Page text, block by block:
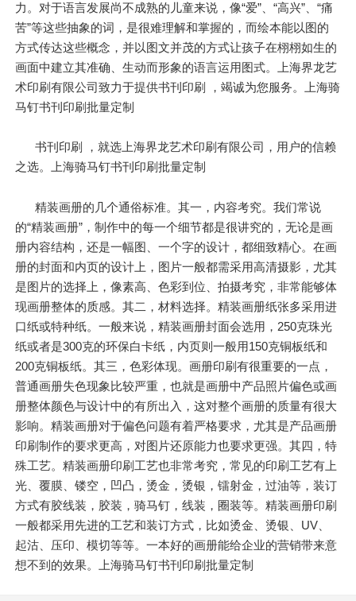
力。对于语言发展尚不成熟的儿童来说，像“爱”、“高兴”、“痛
苦”等这些抽象的词，是很难理解和掌握的，而绘本能以图的
方式传达这些概念，并以图文并茂的方式让孩子在栩栩如生的
画面中建立其准确、生动而形象的语言运用图式。上海界龙艺
术印刷有限公司致力于提供书刊印刷 ，竭诚为您服务。上海骑
马钉书刊印刷批量定制
书刊印刷 ，就选上海界龙艺术印刷有限公司，用户的信赖
之选。上海骑马钉书刊印刷批量定制
精装画册的几个通俗标准。其一，内容考究。我们常说
的“精装画册”，制作中的每一个细节都是很讲究的，无论是画
册内容结构，还是一幅图、一个字的设计，都细致精心。在画
册的封面和内页的设计上，图片一般都需采用高清摄影，尤其
是图片的选择上，像素高、色彩到位、拍摄考究，非常能够体
现画册整体的质感。其二，材料选择。精装画册纸张多采用进
口纸或特种纸。一般来说，精装画册封面会选用，250克珠光
纸或者是300克的环保白卡纸，内页则一般用150克铜板纸和
200克铜板纸。其三，色彩体现。画册印刷有很重要的一点，
普通画册失色现象比较严重，也就是画册中产品照片偏色或画
册整体颜色与设计中的有所出入，这对整个画册的质量有很大
影响。精装画册对于偏色问题有着严格要求，尤其是产品画册
印刷制作的要求更高，对图片还原能力也要求更强。其四，特
殊工艺。精装画册印刷工艺也非常考究，常见的印刷工艺有上
光、覆膜、镂空，凹凸，烫金，烫银，镭射金，过油等，装订
方式有胶线装，胶装，骑马钉，线装，圈装等。精装画册印刷
一般都采用先进的工艺和装订方式，比如烫金、烫银、UV、
起沽、压印、模切等等。一本好的画册能给企业的营销带来意
想不到的效果。上海骑马钉书刊印刷批量定制